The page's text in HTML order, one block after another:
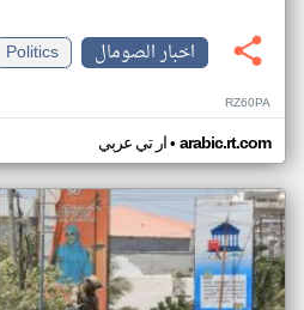
اخبار الصومال
Politics
RZ60PA
ار تي عربي• arabic.rt.com